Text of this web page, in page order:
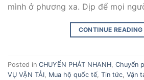
mình ở phương xa. Dịp để mọi
CONTINUE READING
Posted in CHUYỂN PHÁT NHANH Chuyển
VỤ VẬN TẢI Mua hộ quốc tế, Tin tức Vận